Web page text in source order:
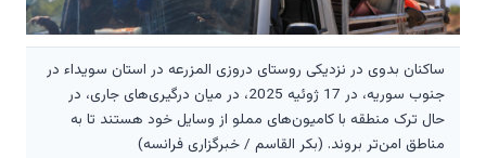
ساکنان بدوی در نزدیکی روستای دروزی المزرعه در استان سویداء در
جنوب سوریه، در 17 ژوئیه 2025، در میان درگیری‌های جاری، در
حال ترک منطقه با کامیون‌های مملو از وسایل خود هستند تا به
مناطق امن‌تر بروند. (بکر القاسم / خبرگزاری فرانسه)